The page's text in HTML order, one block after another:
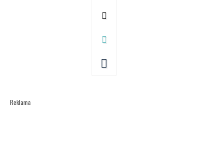
Reklama